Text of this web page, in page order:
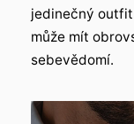
jedinečný
může mít
sebevědomí.